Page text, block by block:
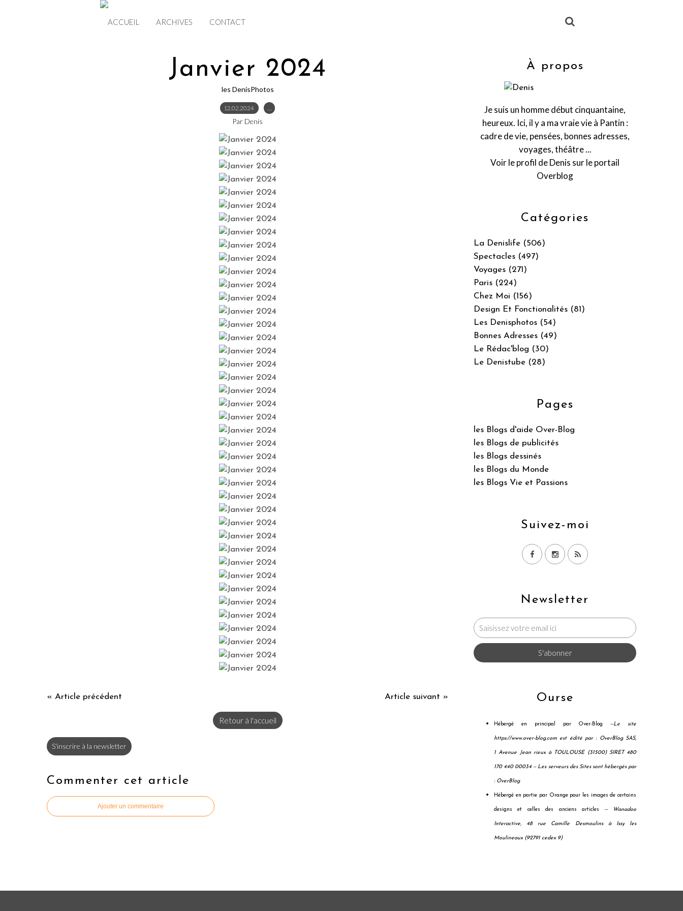
ACCUEIL ARCHIVES CONTACT
Janvier 2024
les DenisPhotos
12.02.2024 …
Par Denis
« Article précédent Article suivant »
Retour à l'accueil
S'inscrire à la newsletter
Commenter cet article
Ajouter un commentaire
Newsletter
Catégories
La Denislife (506)
Spectacles (497)
Voyages (271)
Paris (224)
Chez Moi (156)
Design Et Fonctionalités (81)
Les Denisphotos (54)
Bonnes Adresses (49)
Le Rédac'blog (30)
Le Denistube (28)
Pages
les Blogs d'aide Over-Blog
les Blogs de publicités
les Blogs dessinés
les Blogs du Monde
les Blogs Vie et Passions
Suivez-moi
À propos
Je suis un homme début cinquantaine,
heureux. Ici, il y a ma vraie vie à Pantin :
cadre de vie, pensées, bonnes adresses,
voyages, théâtre ...
Voir le profil deDenis sur le portail
Overblog
Ourse
Hébergé en principal par Over-Blog --Le site
https://www.over-blog.com est édité par : OverBlog SAS,
1 Avenue Jean rieux à TOULOUSE (31500) SIRET 480
170 440 00034 -- Les serveurs des Sites sont hébergés par
: OverBlog
Hébergé en partie par Orange pour les images de certains
designs et celles des anciens articles -- Wanadoo
Interactive, 48 rue Camille Desmoulins à Issy les
Moulineaux (92791 cedex 9)